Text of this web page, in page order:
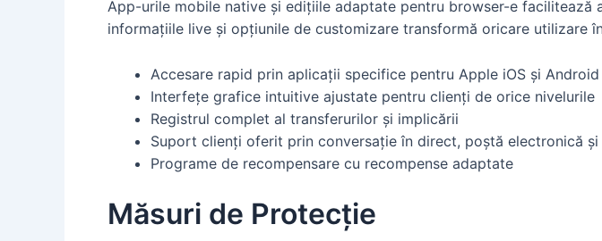
App-urile mobile native și edițiile adaptate pentru browser-e
informațiile live și opțiunile de customizare transformă oricare utilizare
Accesare rapid prin aplicații specifice pentru Apple iOS și Android
Interfețe grafice intuitive ajustate pentru clienți de orice nivelurile
Registrul complet al transferurilor și implicării
Suport clienți oferit prin conversație în direct, poștă electronică
Programe de recompensare cu recompense adaptate
Măsuri de Protecție